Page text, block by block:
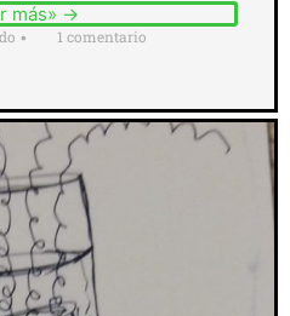
más» →
• 1 comentario